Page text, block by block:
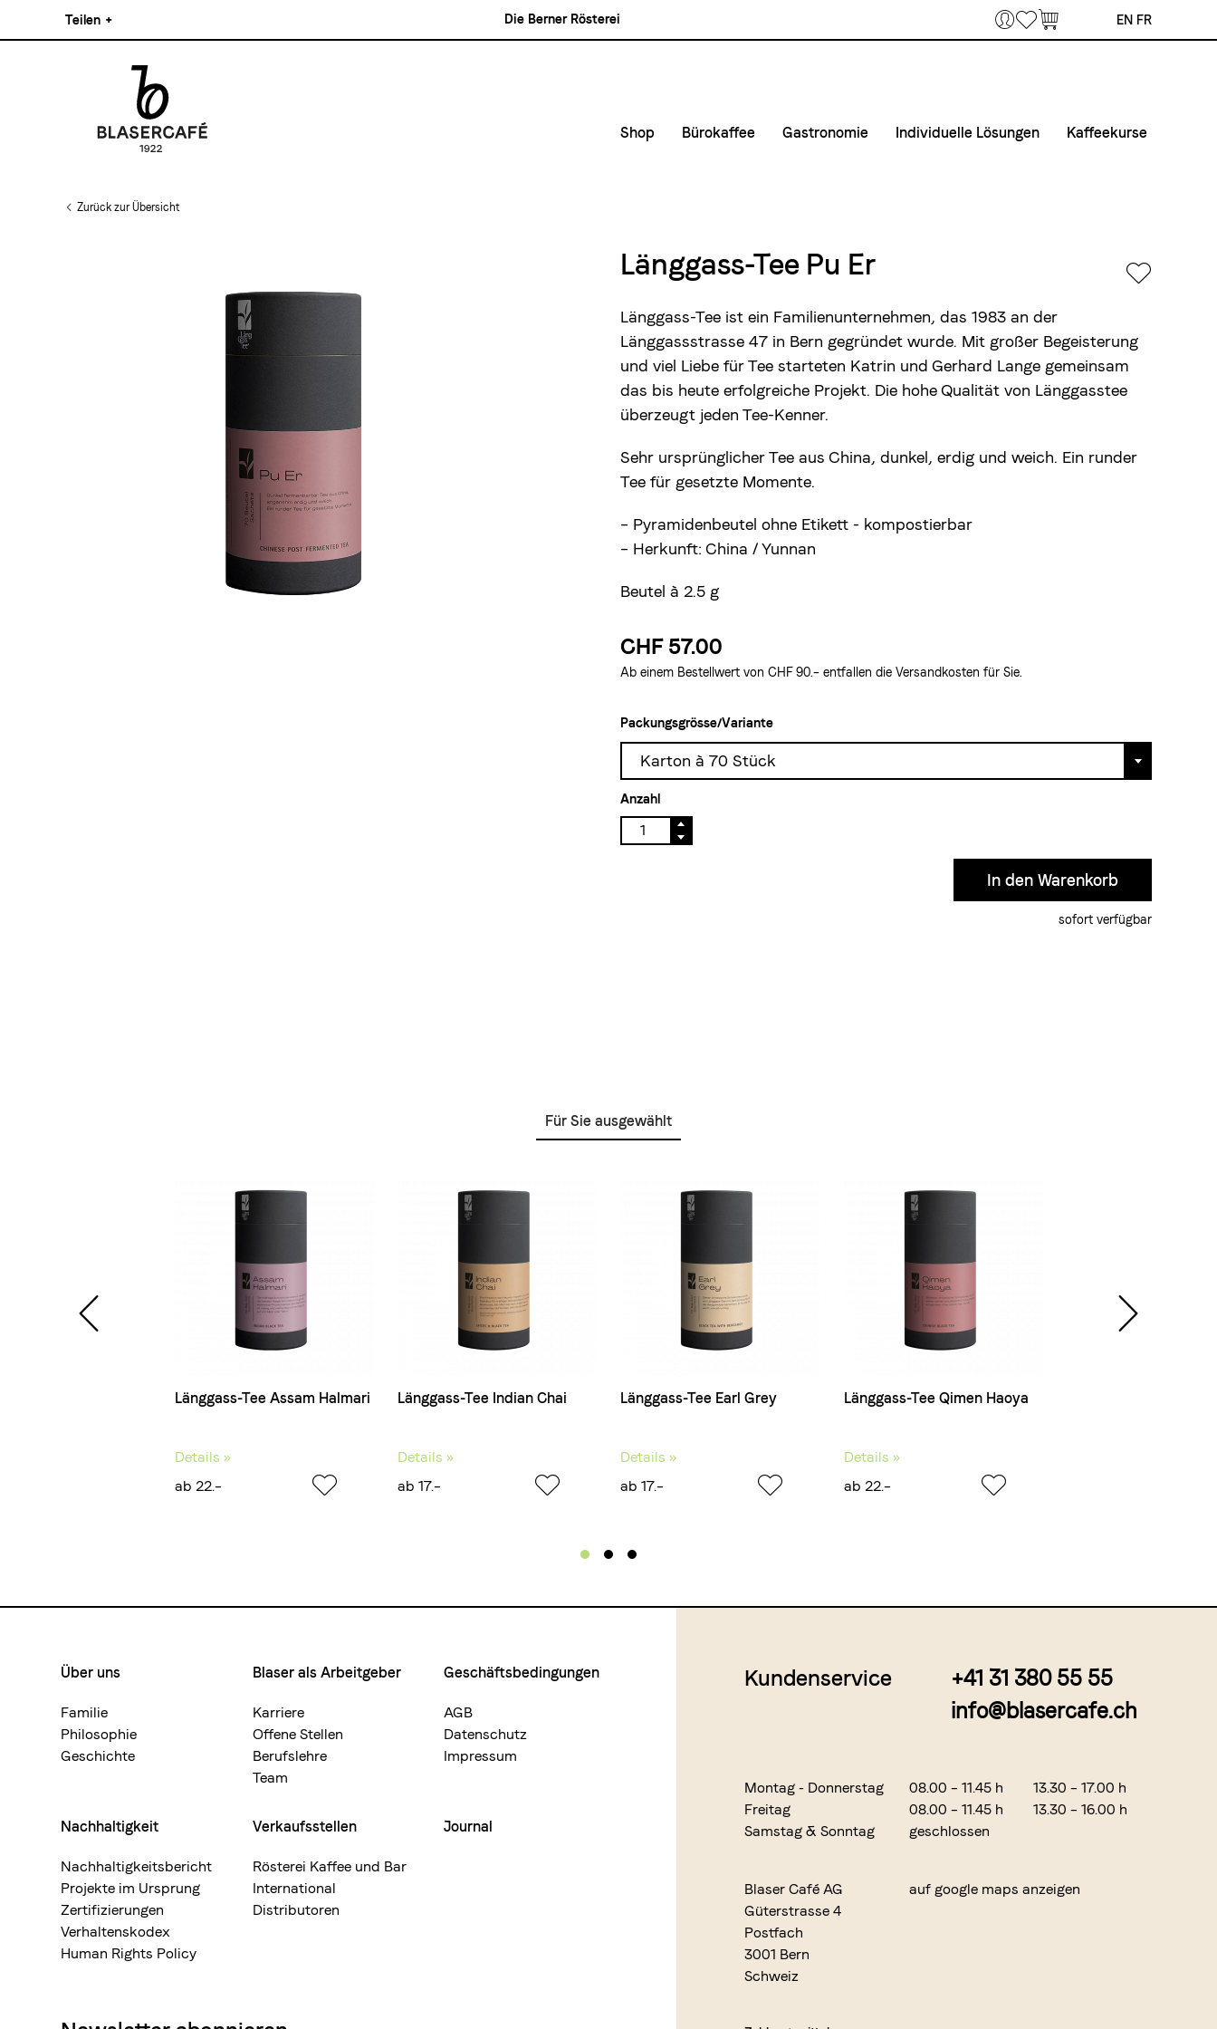
Teilen +
Pinterest
Instagram
Linkedin
Die Berner Rösterei Bookmarks
EN FR
Shop Bürokaffee Gastronomie
Mietmaterial
Individuelle Lösungen Kaffeekurse
Zurück zur Übersicht
Länggass-Tee Pu Er
Länggass-Tee ist ein Familienunternehmen, das 1983 an der
Länggassstrasse 47 in Bern gegründet wurde. Mit großer Begeisterung
und viel Liebe für Tee starteten Katrin und Gerhard Lange gemeinsam
das bis heute erfolgreiche Projekt. Die hohe Qualität von Länggasstee
überzeugt jeden Tee-Kenner.
Sehr ursprünglicher Tee aus China, dunkel, erdig und weich. Ein runder
Tee für gesetzte Momente.
– Pyramidenbeutel ohne Etikett - kompostierbar
– Herkunft: China / Yunnan
Beutel à 2.5 g
CHF 57.00
Ab einem Bestellwert von CHF 90.– entfallen die Versandkosten für Sie.
Packungsgrösse/Variante
Karton à 70 Stück
Anzahl
sofort verfügbar
Für Sie ausgewählt
Länggass-Tee Assam Halmari
Details »
ab 22.–
Länggass-Tee Indian Chai
Details »
ab 17.–
Länggass-Tee Earl Grey
Details »
ab 17.–
Länggass-Tee Qimen Haoya
Details »
ab 22.–
Footermenue-
neu
Über uns
Familie
Philosophie
Geschichte
Blaser als Arbeitgeber
Karriere
Offene Stellen
Berufslehre
Team
Geschäftsbedingungen
AGB
Datenschutz
Impressum
Nachhaltigkeit
Nachhaltigkeitsbericht
Projekte im Ursprung
Zertifizierungen
Verhaltenskodex
Human Rights Policy
Verkaufsstellen
Rösterei Kaffee und Bar
International
Distributoren
Journal
Kundenservice
+41 31 380 55 55
info@blasercafe.ch
Montag - Donnerstag 08.00 – 11.45 h
13.30 – 17.00 h
Freitag
08.00 – 11.45 h
13.30 – 16.00 h
Samstag & Sonntag
geschlossen
Blaser Café AG
Güterstrasse 4
Postfach
3001 Bern
Schweiz
auf google maps anzeigen